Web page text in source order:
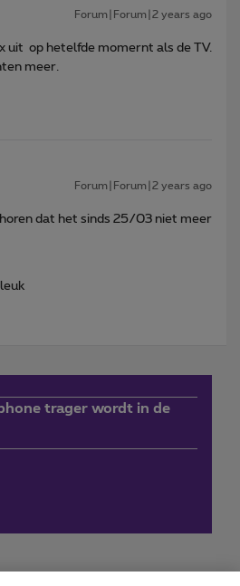
Forum|Forum|2 years ago
uit op hetelfde momernt als de TV.
meer.
Forum|Forum|2 years ago
dat het sinds 25/03 niet meer
trager wordt in de